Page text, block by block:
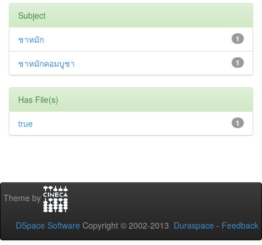
Subject
1
ชาหมัก
1
ชาหมักคอมบูชา
Has File(s)
1
true
Theme by
DSpace Software Copyright © 2002-2013 Duraspace - Feedback